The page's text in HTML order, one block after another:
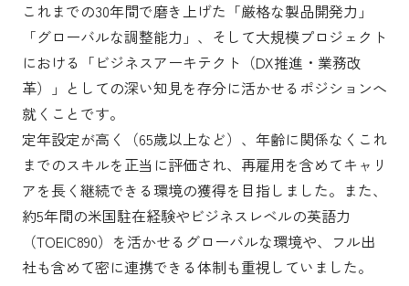
これまでの30年間で磨き上げた「厳格な製品開発力」
「グローバルな調整能力」、そして大規模プロジェクト
における「ビジネスアーキテクト（DX推進・業務改
革）」としての深い知見を存分に活かせるポジションへ
就くことです。
定年設定が高く（65歳以上など）、年齢に関係なくこれ
までのスキルを正当に評価され、再雇用を含めてキャリ
アを長く継続できる環境の獲得を目指しました。また、
約5年間の米国駐在経験やビジネスレベルの英語力
（TOEIC890）を活かせるグローバルな環境や、フル出
社も含めて密に連携できる体制も重視していました。